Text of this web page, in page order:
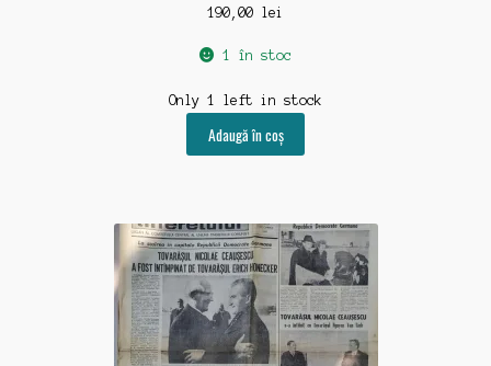
190,00 lei
1 în stoc
Only 1 left in stock
Adaugă în coș